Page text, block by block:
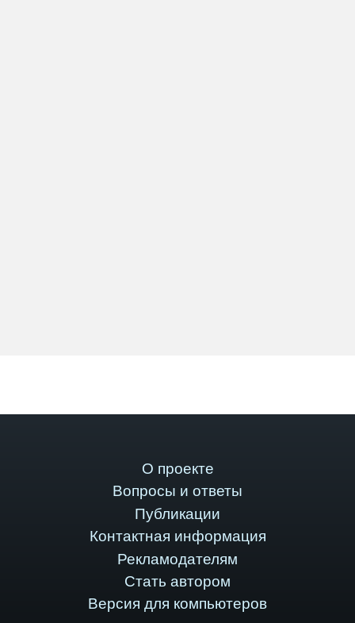
О проекте
Вопросы и ответы
Публикации
Контактная информация
Рекламодателям
Стать автором
Версия для компьютеров